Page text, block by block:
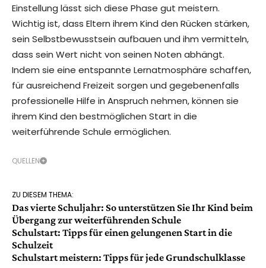
Einstellung lässt sich diese Phase gut meistern.
Wichtig ist, dass Eltern ihrem Kind den Rücken stärken,
sein Selbstbewusstsein aufbauen und ihm vermitteln,
dass sein Wert nicht von seinen Noten abhängt.
Indem sie eine entspannte Lernatmosphäre schaffen,
für ausreichend Freizeit sorgen und gegebenenfalls
professionelle Hilfe in Anspruch nehmen, können sie
ihrem Kind den bestmöglichen Start in die
weiterführende Schule ermöglichen.
QUELLEN
ZU DIESEM THEMA:
Das vierte Schuljahr: So unterstützen Sie Ihr Kind beim
Übergang zur weiterführenden Schule
Schulstart: Tipps für einen gelungenen Start in die
Schulzeit
Schulstart meistern: Tipps für jede Grundschulklasse